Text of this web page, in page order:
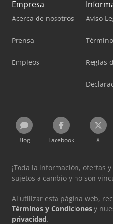
Empresa
Acerca de nosotros
Prensa
Empleos
Aviso
Reglas
Blog Facebook X
¡Toda la información, ofertas
sujetos a cambio y no son
Al utilizar esta página web,
Términos y Condiciones y
privacidad.